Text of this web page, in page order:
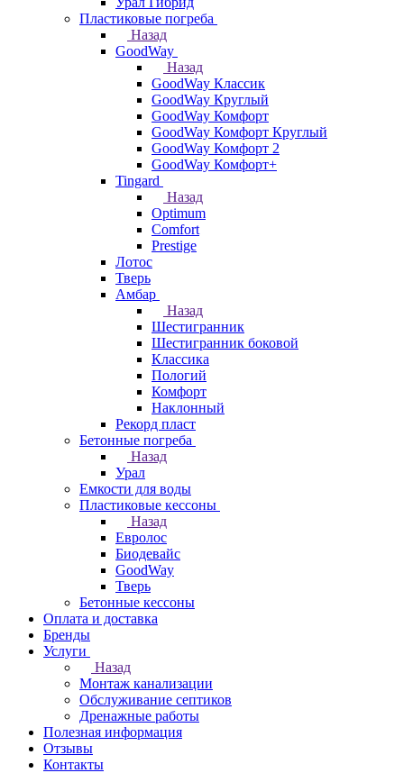
Пластиковые погреба
Назад
GoodWay
Назад
GoodWay Классик
GoodWay Круглый
GoodWay Комфорт
GoodWay Комфорт Круглый
GoodWay Комфорт 2
GoodWay Комфорт+
Tingard
Назад
Optimum
Comfort
Prestige
Лотос
Тверь
Амбар
Назад
Шестигранник
Шестигранник боковой
Классика
Пологий
Комфорт
Наклонный
Рекорд пласт
Бетонные погреба
Назад
Урал
Емкости для воды
Пластиковые кессоны
Назад
Евролос
Биодевайс
GoodWay
Тверь
Бетонные кессоны
Оплата и доставка
Бренды
Услуги
Назад
Монтаж канализации
Обслуживание септиков
Дренажные работы
Полезная информация
Отзывы
Контакты